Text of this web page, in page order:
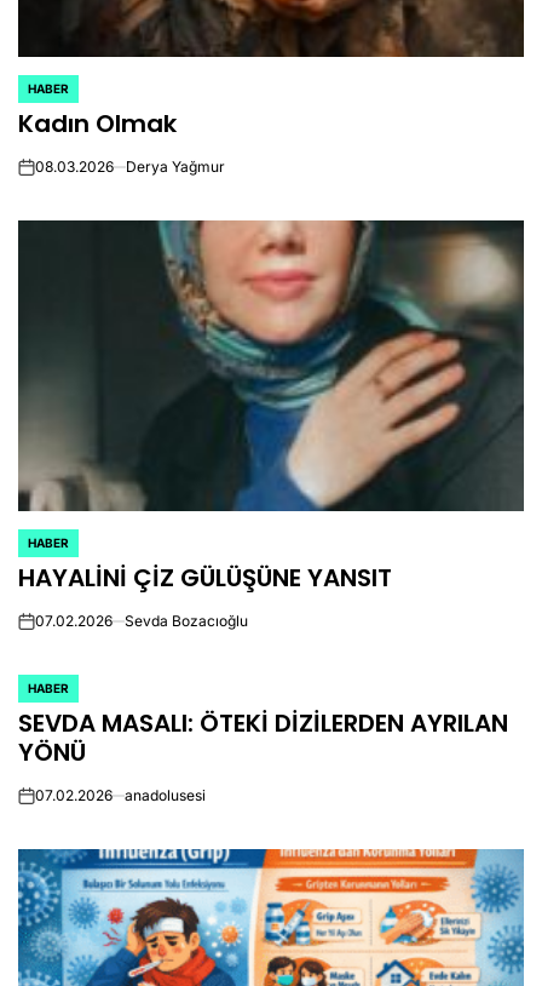
POSTED
IN
HABER
Kadın Olmak
on08.03.2026 Derya Yağmur
POSTED
IN
HABER
HAYALİNİ ÇİZ GÜLÜŞÜNE YANSIT
on07.02.2026 Sevda Bozacıoğlu
POSTED
IN
HABER
SEVDA MASALI: ÖTEKİ DİZİLERDEN AYRILAN
YÖNÜ
on07.02.2026 anadolusesi